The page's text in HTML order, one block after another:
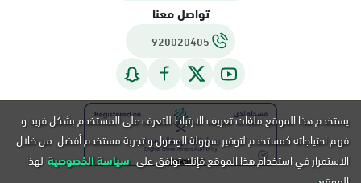
تواصل معنا
920020405
يستخدم هذا الموقع ملفات تعريف الارتباط للتعرف على المستخدم بشكل فريد و
فهم احتياجاته كمستخدم لتوفير سهولة الوصول و تجربة مستخدم أفضل. من خلال
الاستمرار في استخدام هذا الموقع فإنك توافق على سياسة الخصوصية لهذا